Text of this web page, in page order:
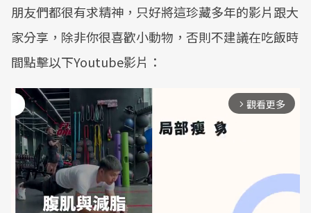
朋友們都很有求精神，只好將這珍藏多年的影片跟大
家分享，除非你很喜歡小動物，否則不建議在吃飯時
間點擊以下Youtube影片：
arrow_forward_ios 觀看更多